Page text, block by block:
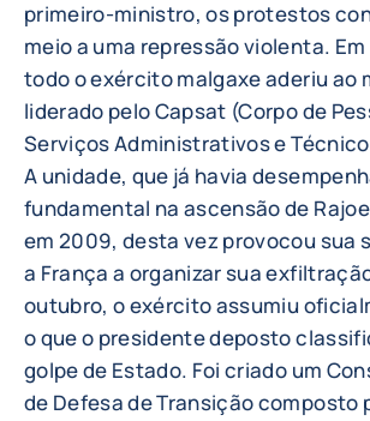
primeiro-ministro, os protestos
meio a uma repressão violenta. Em
todo o exército malgaxe aderiu ao
liderado pelo Capsat (Corpo de
Serviços Administrativos e
A unidade, que já havia
fundamental na ascensão de
em 2009, desta vez provocou sua
a França a organizar sua
outubro, o exército assumiu
o que o presidente deposto
golpe de Estado. Foi criado um
de Defesa de Transição composto